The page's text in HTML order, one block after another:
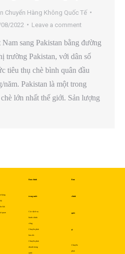
Chuyển Hàng Không Quốc Tế
2022 Leave a comment
sang Pakistan bằng đường
trường Pakistan, với dân số
tiêu thụ chè bình quân đầu
Pakistan là một trong
lớn nhất thế giới. Sản lượng
hàng
bãi
quan
Bưu chính
trong nước
Các dịch vụ
hành chính
công
Chuyển phát
hỏa tốc
Chuyển phát
nhanh trong
nước
Bưu
chính
quốc
tế
Chuyển
phát